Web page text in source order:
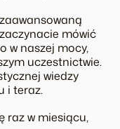
mówić
w naszej mocy,
uczestnictwie.
wiedzy
i teraz.
raz w miesiącu,